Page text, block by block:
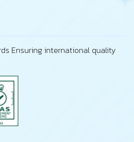
Ensuring international quality